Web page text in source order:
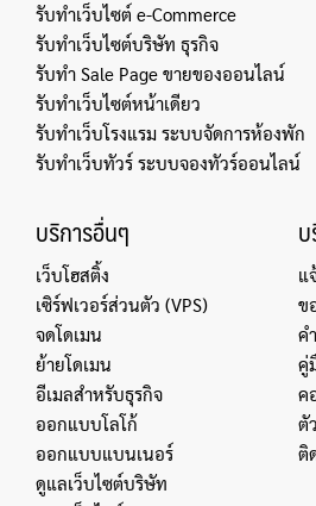
รับทำเว็บไซต์ e-Commerce
รับทำเว็บไซต์บริษัท ธุรกิจ
รับทำ Sale Page ขายของออนไลน์
รับทำเว็บไซต์หน้าเดียว
รับทำเว็บโรงแรม ระบบจัดการห้องพัก
รับทำเว็บทัวร์ ระบบจองทัวร์ออนไลน์
บริการอื่นๆ
เว็บโฮสติ้ง
เซิร์ฟเวอร์ส่วนตัว (VPS)
จดโดเมน
ย้ายโดเมน
อีเมลสำหรับธุรกิจ
ออกแบบโลโก้
ออกแบบแบนเนอร์
ดูแลเว็บไซต์บริษัท
แ
ข
ค
คู่
ค
ตั
ติ